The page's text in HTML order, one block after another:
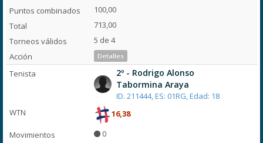
100,00
713,00
5 de 4
Detalles
2º - Rodrigo Alonso
Tabormina Araya
ID. 211444, ES: 01RG, Edad: 18
16,38
0